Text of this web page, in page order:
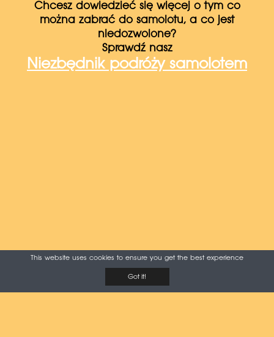
Chcesz dowiedzieć się więcej o tym co
można zabrać do samolotu, a co jest
niedozwolone?
Sprawdź nasz
Niezbędnik podróży samolotem
This website uses cookies to ensure you get the best experience
Got it!